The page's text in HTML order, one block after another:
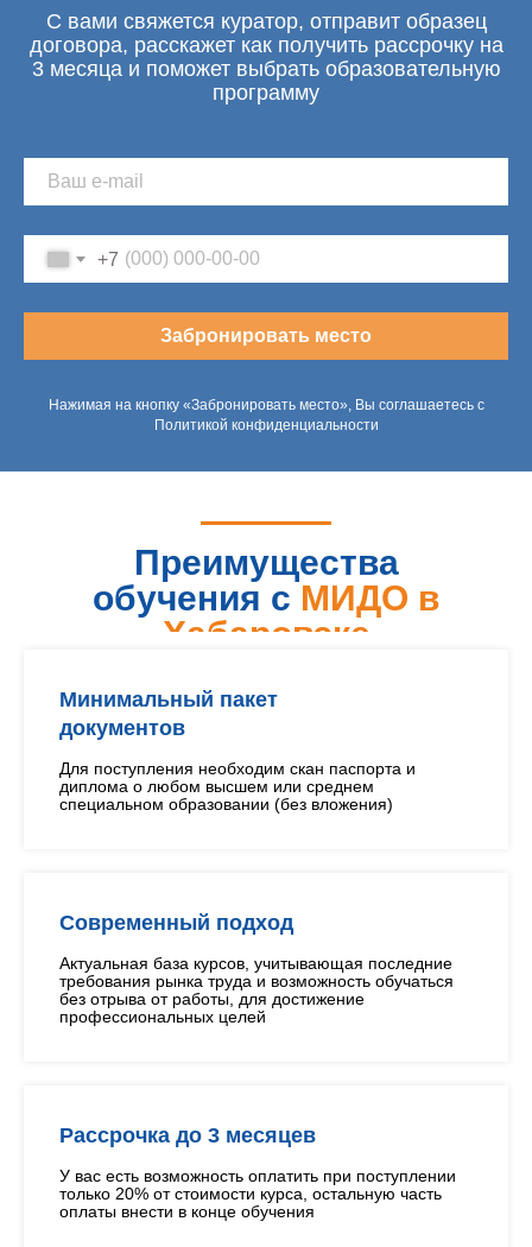
С вами свяжется куратор, отправит образец
договора, расскажет как получить рассрочку на
3 месяца и поможет выбрать образовательную
программу
+7
Забронировать место
Нажимая на кнопку «Забронировать место», Вы соглашаетесь с
Политикой конфиденциальности
Преимущества
обучения с МИДО в
Хабаровске
Минимальный пакет
документов
Для поступления необходим скан паспорта и
диплома о любом высшем или среднем
специальном образовании (без вложения)
Современный подход
Актуальная база курсов, учитывающая последние
требования рынка труда и возможность обучаться
без отрыва от работы, для достижение
профессиональных целей
Рассрочка до 3 месяцев
У вас есть возможность оплатить при поступлении
только 20% от стоимости курса, остальную часть
оплаты внести в конце обучения